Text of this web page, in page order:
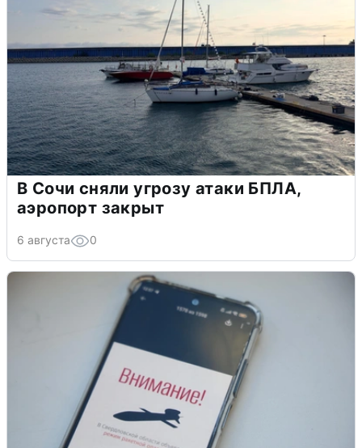
В Сочи сняли угрозу атаки БПЛА,
аэропорт закрыт
6 августа 0